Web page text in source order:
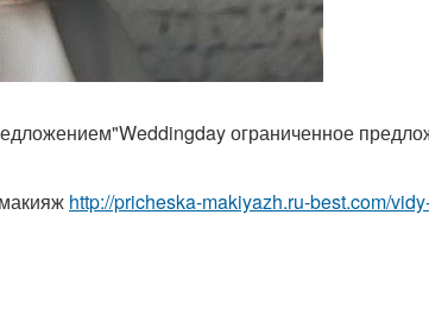
ограниченное
http://pricheska-makiyazh.ru-best.com/